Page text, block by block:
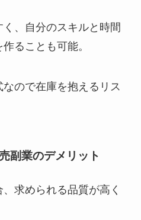
、自分のスキルと時間
ることも可能。
ので在庫を抱えるリス
副業のデメリット
求められる品質が高く